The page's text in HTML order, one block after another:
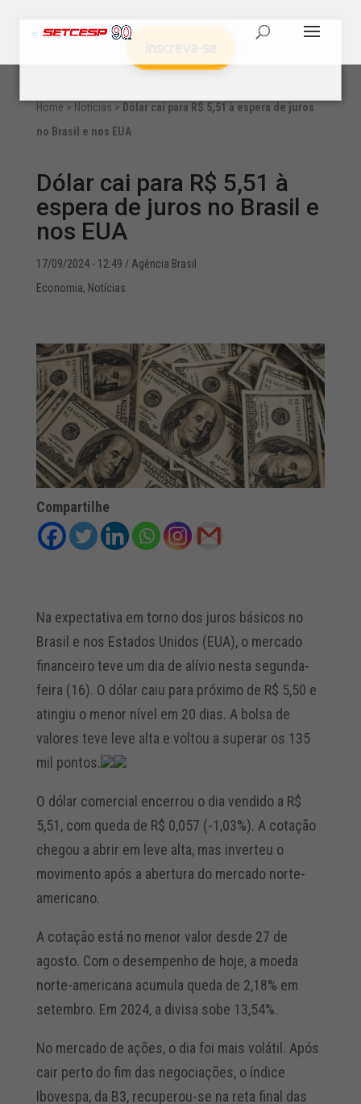
Home > Notícias > Dólar cai para R$ 5,51 à espera de juros
no Brasil e nos EUA
Dólar cai para R$ 5,51 à
espera de juros no Brasil e
nos EUA
17/09/2024 - 12:49 / Agência Brasil
Economia, Notícias
Compartilhe
Na expectativa em torno dos juros básicos no
Brasil e nos Estados Unidos (EUA), o mercado
financeiro teve um dia de alívio nesta segunda-
feira (16). O dólar caiu para próximo de R$ 5,50 e
atingiu o menor nível em 20 dias. A bolsa de
valores teve leve alta e voltou a superar os 135
mil pontos.
O dólar comercial encerrou o dia vendido a R$
5,51, com queda de R$ 0,057 (-1,03%). A cotação
chegou a abrir em leve alta, mas inverteu o
movimento após a abertura do mercado norte-
americano.
A cotação está no menor valor desde 27 de
agosto. Com o desempenho de hoje, a moeda
norte-americana acumula queda de 2,18% em
setembro. Em 2024, a divisa sobe 13,54%.
No mercado de ações, o dia foi mais volátil. Após
cair perto do fim das negociações, o índice
Ibovespa, da B3, recuperou-se na reta final das